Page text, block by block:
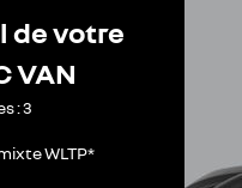
de votre
VAN
3
WLTP*